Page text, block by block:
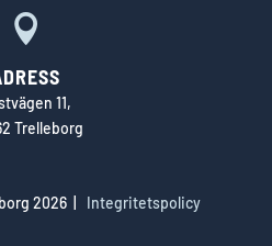

11,
Trelleborg
2026| Integritetspolicy